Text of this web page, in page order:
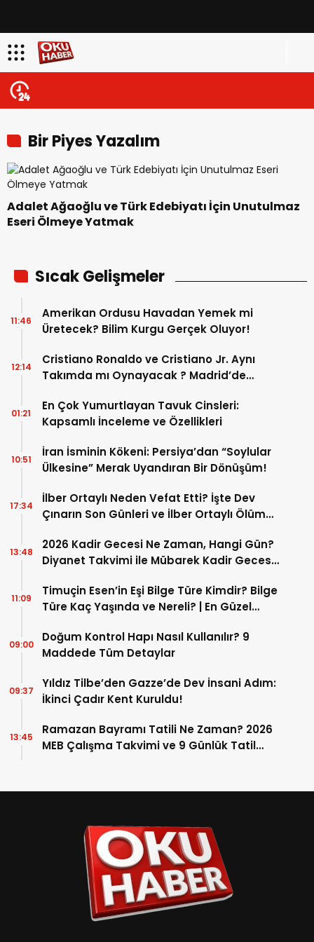
Bir Piyes Yazalım
Adalet Ağaoğlu ve Türk Edebiyatı İçin Unutulmaz
Eseri Ölmeye Yatmak
Sıcak Gelişmeler
Amerikan Ordusu Havadan Yemek mi
Üretecek? Bilim Kurgu Gerçek Oluyor!
11:46
Cristiano Ronaldo ve Cristiano Jr. Aynı
Takımda mı Oynayacak ? Madrid’de
12:14
En Çok Yumurtlayan Tavuk Cinsleri:
Kapsamlı İnceleme ve Özellikleri
01:21
İran İsminin Kökeni: Persiya’dan “Soylular
Ülkesine” Merak Uyandıran Bir Dönüşüm!
10:51
İlber Ortaylı Neden Vefat Etti? İşte Dev
Çınarın Son Günleri ve İlber Ortaylı Ölüm
17:34
2026 Kadir Gecesi Ne Zaman, Hangi Gün?
Diyanet Takvimi ile Mübarek Kadir Gecesi
13:48
Timuçin Esen’in Eşi Bilge Türe Kimdir? Bilge
Türe Kaç Yaşında ve Nereli? | En Güzel
11:09
Doğum Kontrol Hapı Nasıl Kullanılır? 9
Maddede Tüm Detaylar
09:00
Yıldız Tilbe’den Gazze’de Dev İnsani Adım:
İkinci Çadır Kent Kuruldu!
09:37
Ramazan Bayramı Tatili Ne Zaman? 2026
MEB Çalışma Takvimi ve 9 Günlük Tatil
13:45